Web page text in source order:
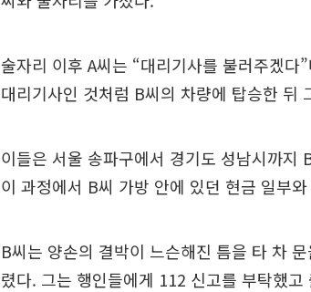
술자리 이후 A씨는 “대리기사를 불러주겠
대리기사인 것처럼 B씨의 차량에 탑승한 뒤
이들은 서울 송파구에서 경기도 성남시까지
이 과정에서 B씨 가방 안에 있던 현금 일부
B씨는 양손의 결박이 느슨해진 틈을 타 차
렸다. 그는 행인들에게 112 신고를 부탁했